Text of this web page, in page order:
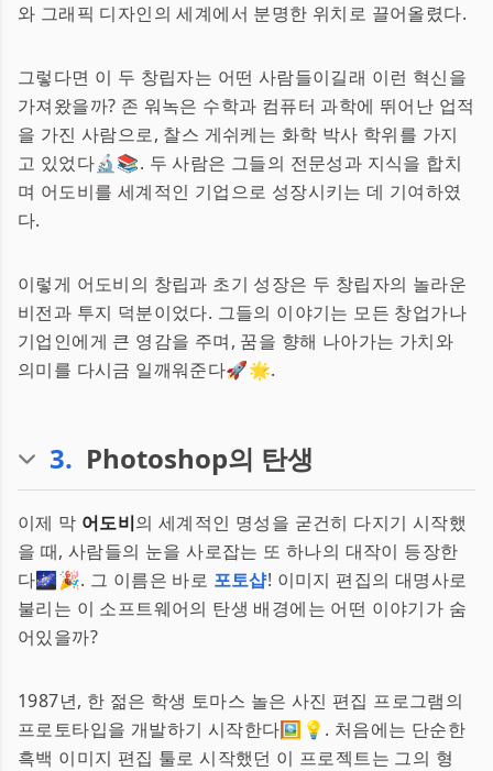
와 그래픽 디자인의 세계에서 분명한 위치로 끌어올렸다.
그렇다면 이 두 창립자는 어떤 사람들이길래 이런 혁신을
가져왔을까? 존 워녹은 수학과 컴퓨터 과학에 뛰어난 업적
을 가진 사람으로, 찰스 게쉬케는 화학 박사 학위를 가지
고 있었다🔬📚. 두 사람은 그들의 전문성과 지식을 합치
며 어도비를 세계적인 기업으로 성장시키는 데 기여하였
다.
이렇게 어도비의 창립과 초기 성장은 두 창립자의 놀라운
비전과 투지 덕분이었다. 그들의 이야기는 모든 창업가나
기업인에게 큰 영감을 주며, 꿈을 향해 나아가는 가치와
의미를 다시금 일깨워준다🚀🌟.
3. Photoshop의 탄생
이제 막 어도비의 세계적인 명성을 굳건히 다지기 시작했
을 때, 사람들의 눈을 사로잡는 또 하나의 대작이 등장한
다🌌🎉. 그 이름은 바로 포토샵! 이미지 편집의 대명사로
불리는 이 소프트웨어의 탄생 배경에는 어떤 이야기가 숨
어있을까?
1987년, 한 젊은 학생 토마스 놀은 사진 편집 프로그램의
프로토타입을 개발하기 시작한다🖼️💡. 처음에는 단순한
흑백 이미지 편집 툴로 시작했던 이 프로젝트는 그의 형